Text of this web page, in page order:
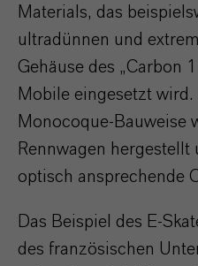
Materials, das
ultradünnen und
Gehäuse des „Carbon
Mobile eingesetzt
Monocoque-Bauweise
Rennwagen
optisch ansprechende
Das Beispiel des E-
des französischen